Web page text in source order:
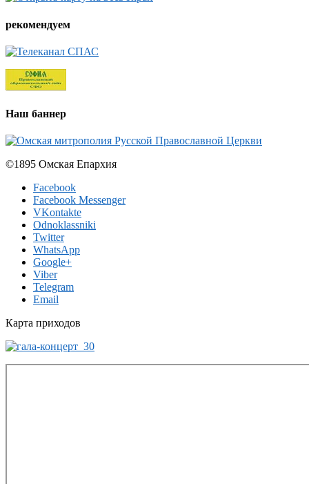
рекомендуем
Наш баннер
©1895 Омская Епархия
Facebook
Facebook Messenger
VKontakte
Odnoklassniki
Twitter
WhatsApp
Google+
Viber
Telegram
Email
Карта приходов